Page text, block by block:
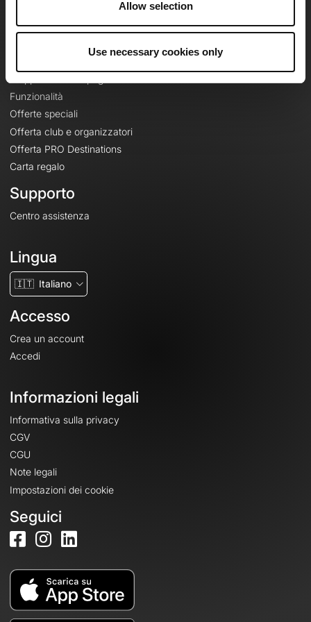
Allow selection
Use necessary cookies only
Le Mag'
Funzionalità
Offerte speciali
Offerta club e organizzatori
Offerta PRO Destinations
Carta regalo
Supporto
Centro assistenza
Lingua
🇮🇹 Italiano
Accesso
Crea un account
Accedi
Informazioni legali
Informativa sulla privacy
CGV
CGU
Note legali
Impostazioni dei cookie
Seguici